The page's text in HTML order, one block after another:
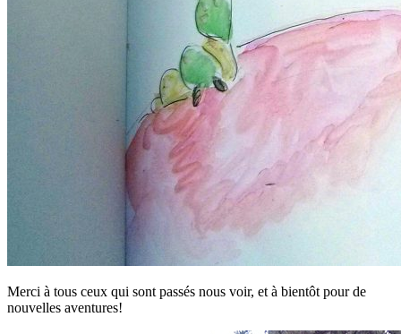
Merci à tous ceux qui sont passés nous voir, et à bientôt pour de
nouvelles aventures!